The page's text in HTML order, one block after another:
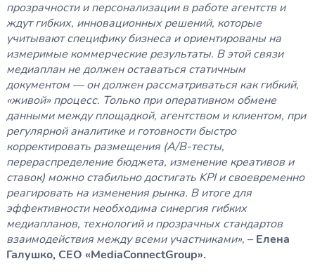
прозрачности и персонализации в работе агентств и
ждут гибких, инновационных решений, которые
учитывают специфику бизнеса и ориентированы на
измеримые коммерческие результаты. В этой связи
медиаплан не должен оставаться статичным
документом — он должен рассматриваться как гибкий,
«живой» процесс. Только при оперативном обмене
данными между площадкой, агентством и клиентом, при
регулярной аналитике и готовности быстро
корректировать размещения (A/B‑тесты,
перераспределение бюджета, изменение креативов и
ставок) можно стабильно достигать KPI и своевременно
реагировать на изменения рынка. В итоге для
эффективности необходима синергия гибких
медиапланов, технологий и прозрачных стандартов
взаимодействия между всеми участниками», – Елена
Галушко, CEO «MediaConnectGroup».